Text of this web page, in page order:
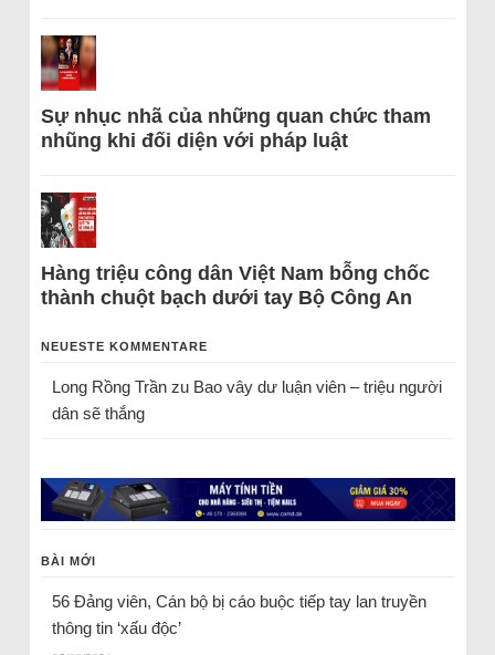
Sự nhục nhã của những quan chức tham
nhũng khi đối diện với pháp luật
Hàng triệu công dân Việt Nam bỗng chốc
thành chuột bạch dưới tay Bộ Công An
NEUESTE KOMMENTARE
Long Rồng Trầnzu Bao vây dư luận viên – triệu người
dân sẽ thắng
BÀI MỚI
56 Đảng viên, Cán bộ bị cáo buộc tiếp tay lan truyền
thông tin ‘xấu độc’